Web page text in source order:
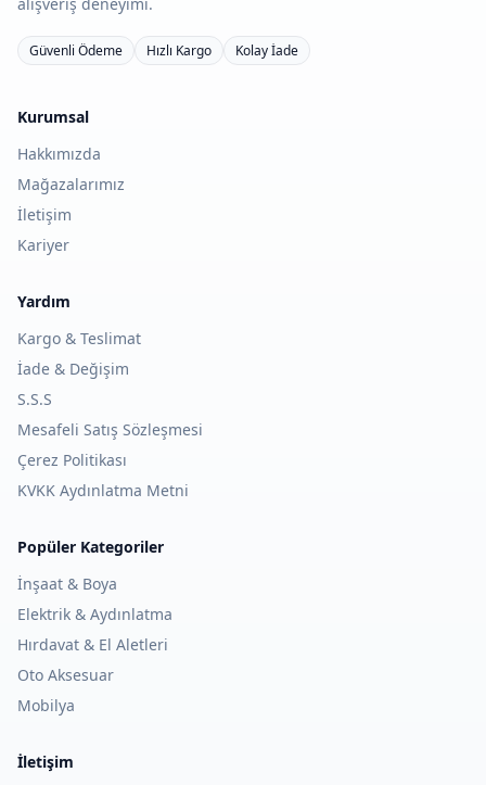
alışveriş deneyimi.
Güvenli Ödeme Hızlı Kargo Kolay İade
Kurumsal
Hakkımızda
Mağazalarımız
İletişim
Kariyer
Yardım
Kargo & Teslimat
İade & Değişim
S.S.S
Mesafeli Satış Sözleşmesi
Çerez Politikası
KVKK Aydınlatma Metni
Popüler Kategoriler
İnşaat & Boya
Elektrik & Aydınlatma
Hırdavat & El Aletleri
Oto Aksesuar
Mobilya
İletişim